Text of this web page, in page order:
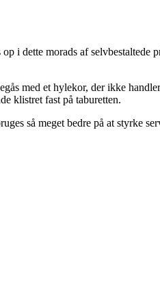
i dette morads af
med et hylekor, der ikke
klistret fast på taburetten.
så meget bedre på at styrke